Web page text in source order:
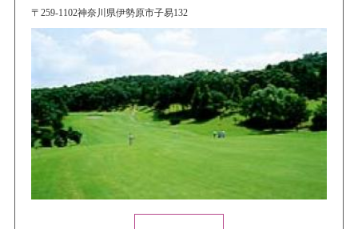
〒259-1102神奈川県伊勢原市子易132